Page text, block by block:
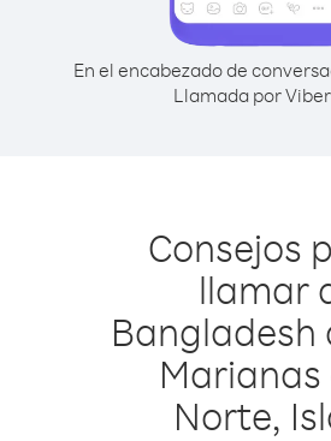
En el encabezado de
Llamada por
Consejos
llamar
Bangladesh
Marianas
Norte,